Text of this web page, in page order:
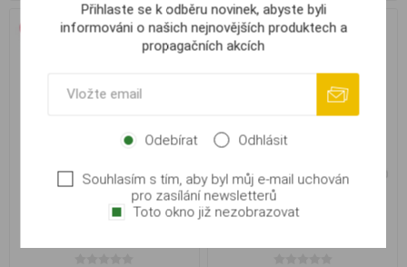
Kačena sumcová -
Kačena sumcová -
Přihlaste se k odběru novinek, abyste byli
informováni o našich nejnovějších produktech a
propagačních akcích
Odebírat Odhlásit
Souhlasím s tím, aby byl můj e-mail uchován
pro zasílání newsletterů
Toto okno již nezobrazovat